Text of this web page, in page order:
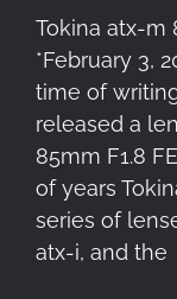
Tokina atx-m
*February 3,
time of
released a
85mm F1.8
of years
series of
atx-i, and the